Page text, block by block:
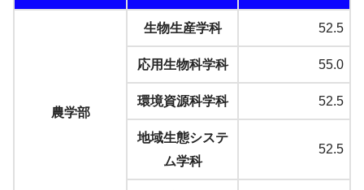
農学部
生物生産学科 52.5
応用生物科学科 55.0
環境資源科学科 52.5
地域生態システ
ム学科
52.5